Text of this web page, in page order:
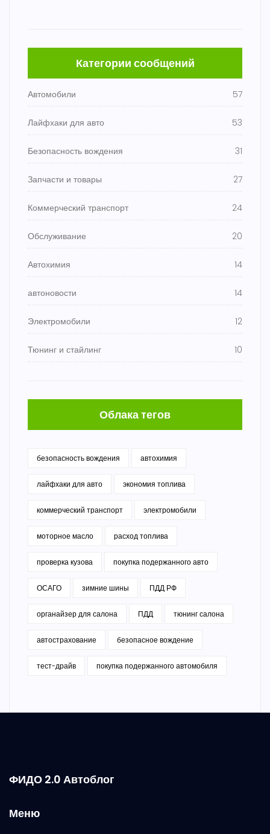
Категории сообщений
Автомобили 57
Лайфхаки для авто 53
Безопасность вождения 31
Запчасти и товары 27
Коммерческий транспорт 24
Обслуживание 20
Автохимия 14
автоновости 14
Электромобили 12
Тюнинг и стайлинг 10
Облака тегов
безопасность вождения автохимия
лайфхаки для авто экономия топлива
коммерческий транспорт электромобили
моторное масло расход топлива
проверка кузова покупка подержанного авто
ОСАГО зимние шины ПДД РФ
органайзер для салона ПДД тюнинг салона
автострахование безопасное вождение
тест-драйв покупка подержанного автомобиля
ФИДО 2.0 Автоблог
Меню